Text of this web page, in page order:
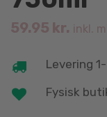
59.95 kr. inkl.
Levering
Fysisk